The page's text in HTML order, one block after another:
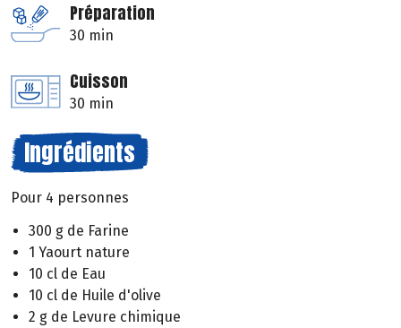
Préparation
30 min
Cuisson
30 min
Ingrédients
Pour 4 personnes
300 g de Farine
1 Yaourt nature
10 cl de Eau
10 cl de Huile d'olive
2 g de Levure chimique